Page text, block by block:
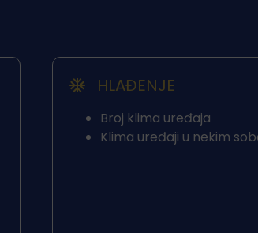
HLAĐENJE
Broj klima uređaja
Klima uređaji u nekim